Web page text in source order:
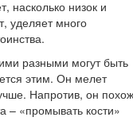
насколько низок и
уделяет много
разными могут быть
этим. Он мелет
Напротив, он похож
– «промывать кости»